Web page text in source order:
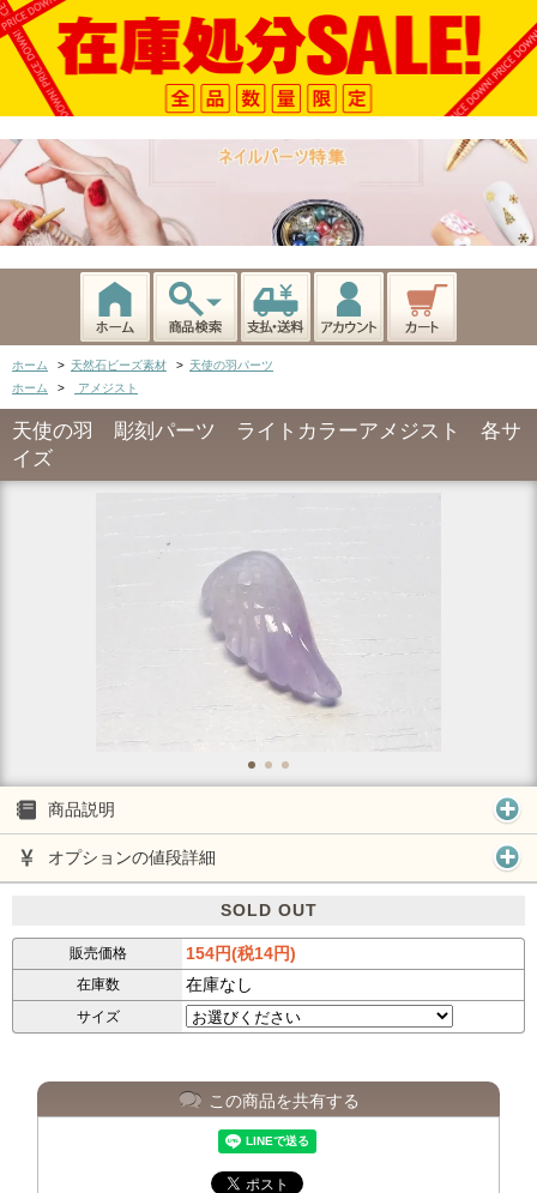
ホーム > 天然石ビーズ素材 > 天使の羽パーツ
ホーム
> アメジスト
天使の羽 彫刻パーツ ライトカラーアメジスト 各サ
イズ
商品説明
オプションの値段詳細
SOLD OUT
販売価格 154円(税14円)
在庫数 在庫なし
サイズ
この商品を共有する